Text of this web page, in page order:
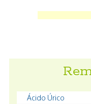
Ácido Úrico